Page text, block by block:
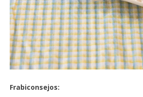
Frabiconsejos: